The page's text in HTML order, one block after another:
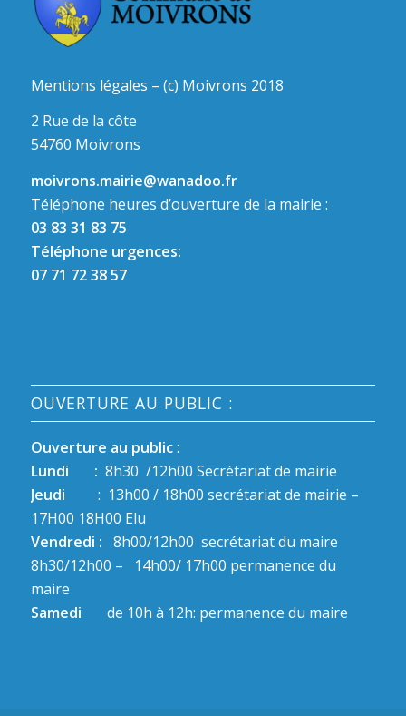
Mentions légales – (c) Moivrons 2018
2 Rue de la côte
54760 Moivrons
moivrons.mairie@wanadoo.fr
Téléphone heures d’ouverture de la mairie :
03 83 31 83 75
Téléphone urgences:
07 71 72 38 57
OUVERTURE AU PUBLIC :
Ouverture au public:
Lundi : 8h30 /12h00 Secrétariat de mairie
Jeudi : 13h00 / 18h00 secrétariat de mairie –
17H00 18H00 Elu
Vendredi : 8h00/12h00 secrétariat du maire
8h30/12h00 – 14h00/ 17h00 permanence du
maire
Samedi
de 10h à 12h: permanence du maire